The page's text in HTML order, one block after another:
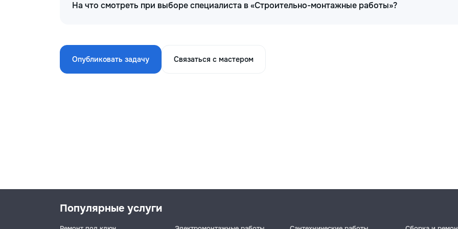
На что смотреть при выборе специалиста в «Строительно-монтажные работы»?
Опубликовать задачу Связаться с мастером
Популярные услуги